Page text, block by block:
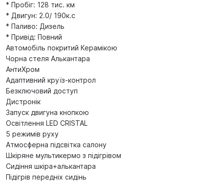
* Пробіг: 128 тис. км
* Двигун: 2.0/ 190к.с
* Паливо: Дизель
* Привід: Повний
Автомобіль покритий Керамікою
Чорна стеля Алькантара
АнтиХром
Адаптивний круїз-контрол
Безключовий доступ
Дистронік
Запуск двигуна кнопкою
Освітлення LED CRISTAL
5 режимів руху
Атмосферна підсвітка салону
Шкіряне мультикермо з підігрівом
Сидіння шкіра+алькантара
Підігрів передніх сидінь